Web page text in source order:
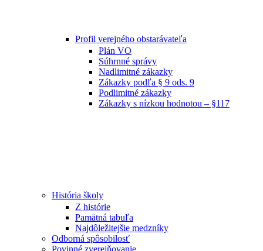
Profil verejného obstarávateľa
Plán VO
Súhrnné správy
Nadlimitné zákazky
Zákazky podľa § 9 ods. 9
Podlimitné zákazky
Zákazky s nízkou hodnotou – §117
História školy
Z histórie
Pamätná tabuľa
Najdôležitejšie medzníky
Odborná spôsobilosť
Povinné zverejňovanie